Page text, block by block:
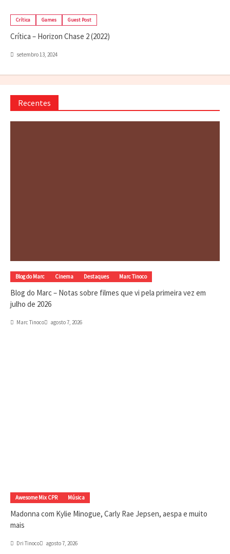
Crítica Games Guest Post
Crítica – Horizon Chase 2 (2022)
setembro 13, 2024
Recentes
Blog do Marc Cinema Destaques Marc Tinoco
Blog do Marc – Notas sobre filmes que vi pela primeira vez em
julho de 2026
Marc Tinoco agosto 7, 2026
Awesome Mix CPR Música
Madonna com Kylie Minogue, Carly Rae Jepsen, aespa e muito
mais
Dri Tinoco agosto 7, 2026